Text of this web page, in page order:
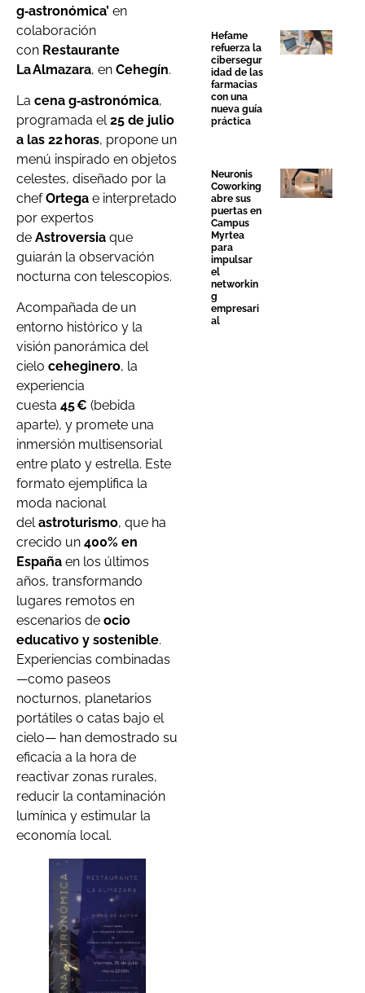
g‑astronómica’ en
colaboración
con Restaurante
La Almazara, en Cehegín.
La cena g‑astronómica,
programada el25 de julio
a las 22 horas, propone un
menú inspirado en objetos
celestes, diseñado por la
chefOrtega e interpretado
por expertos
de Astroversia que
guiarán la observación
nocturna con telescopios.
Acompañada de un
entorno histórico y la
visión panorámica del
cielo ceheginero, la
experiencia
cuesta 45 € (bebida
aparte), y promete una
inmersión multisensorial
entre plato y estrella. Este
formato ejemplifica la
moda nacional
delastroturismo, que ha
crecido un 400% en
España en los últimos
años, transformando
lugares remotos en
escenarios de ocio
educativo y sostenible.
Experiencias combinadas
—como paseos
nocturnos, planetarios
portátiles o catas bajo el
cielo— han demostrado su
eficacia a la hora de
reactivar zonas rurales,
reducir la contaminación
lumínica y estimular la
economía local.
Hefame
refuerza la
cibersegur
idad de las
farmacias
con una
nueva guía
práctica
Neuronis
Coworking
abre sus
puertas en
Campus
Myrtea
para
impulsar
el
networkin
g
empresari
al